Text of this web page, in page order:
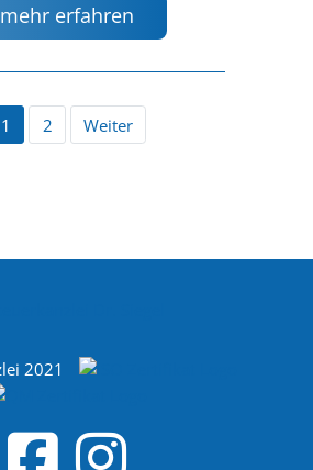
mehr erfahren
1 2 Weiter